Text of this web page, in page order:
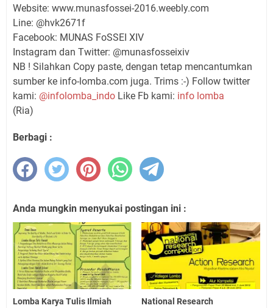
Website: www.munasfossei-2016.weebly.com
Line: @hvk2671f
Facebook: MUNAS FoSSEI XIV
Instagram dan Twitter: @munasfosseixiv
NB ! Silahkan Copy paste, dengan tetap mencantumkan
sumber ke info-lomba.com juga. Trims :-) Follow twitter
kami: @infolomba_indo Like Fb kami: info lomba
(Ria)
Berbagi :
Anda mungkin menyukai postingan ini :
Lomba Karya Tulis Ilmiah
National Research